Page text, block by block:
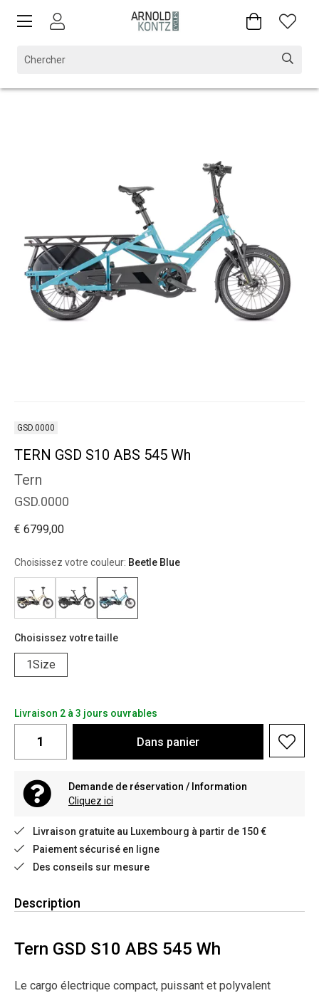
GSD.0000
TERN GSD S10 ABS 545 Wh
Tern
GSD.0000
€ 6799,00
Choisissez votre couleur: Beetle Blue
Choisissez votre taille
1Size
Livraison 2 à 3 jours ouvrables
Dans panier
Demande de réservation / Information
Cliquez ici
Livraison gratuite au Luxembourg à partir de 150 €
Paiement sécurisé en ligne
Des conseils sur mesure
Description
Tern GSD S10 ABS 545 Wh
Le cargo électrique compact, puissant et polyvalent